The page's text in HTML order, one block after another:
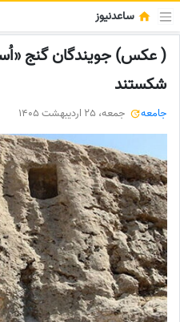
ساعدنیوز
( عکس) جویندگان گنج
شکستند
جامعه جمعه، 25 اردیبهشت 1405